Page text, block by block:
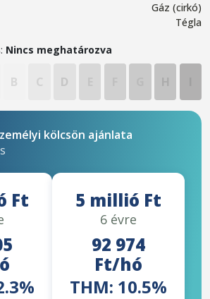
Gáz (cirkó)
Tégla
Nincs meghatározva
B C D
kölcsön ajánlata
Ft 5 millió Ft
6 évre
92 974
Ft/hó
THM: 10.5%